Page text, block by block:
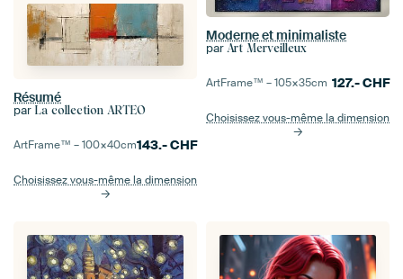
Résumé
par La collection ARTEO
ArtFrame™ –100×40cm143.-CHF
Choisissez vous-même la dimension
Moderne et minimaliste
par Art Merveilleux
ArtFrame™ –105×35cm 127.-CHF
Choisissez vous-même la dimension